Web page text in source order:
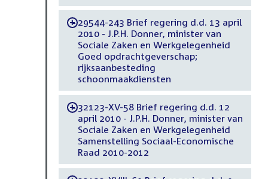
-29544-243 Brief regering d.d. 13 april
2010 - J.P.H. Donner, minister van
Sociale Zaken en Werkgelegenheid
Goed opdrachtgeverschap;
rijksaanbesteding
schoonmaakdiensten
-32123-XV-58 Brief regering d.d. 12
april 2010 - J.P.H. Donner, minister van
Sociale Zaken en Werkgelegenheid
Samenstelling Sociaal-Economische
Raad 2010-2012